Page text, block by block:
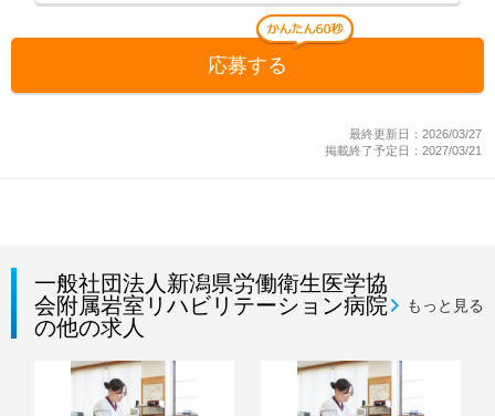
応募する
最終更新日：2026/03/27
掲載終了予定日：2027/03/21
一般社団法人新潟県労働衛生医学協
会附属岩室リハビリテーション病院
の他の求人
もっと見る